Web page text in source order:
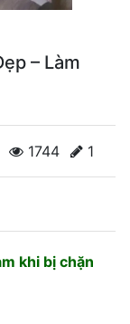
– Làm
1744 1
khi bị chặn